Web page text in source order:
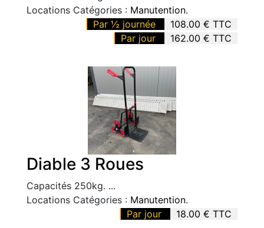
Locations Catégories : Manutention.
Par ½ journée
108.00 € TTC
Par jour
162.00 € TTC
Diable 3 Roues
Capacités 250kg. ...
Locations Catégories : Manutention.
Par jour
18.00 € TTC